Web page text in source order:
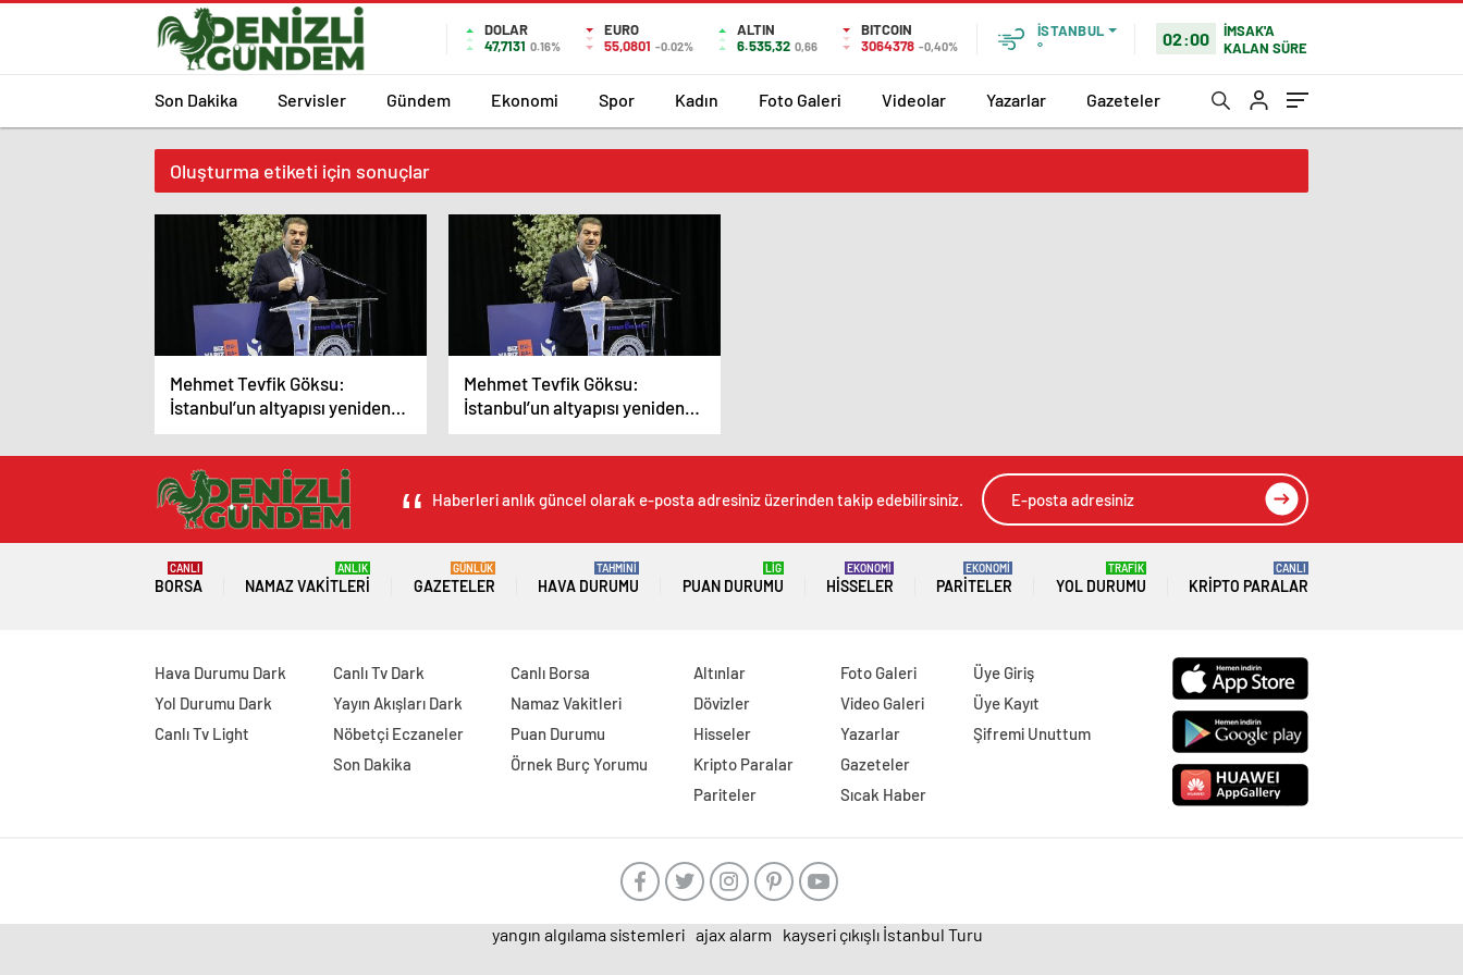
DOLAR
47,7131 0.16%
EURO
55,0801 -0.02%
ALTIN
6.535,32 0,66
BITCOIN
3064378 -0,40%
İSTANBUL
°
02:00
İMSAK'A
KALAN SÜRE
Son Dakika Servisler Gündem Ekonomi Spor Kadın Foto Galeri Videolar Yazarlar Gazeteler
Oluşturma etiketi için sonuçlar
Mehmet Tevfik Göksu:
İstanbul’un altyapısı yeniden
gözden geçirilmeli ‘İstanbul’da
bir ayda yağan yağmur bir
saatte yağıyor’
Mehmet Tevfik Göksu:
İstanbul’un altyapısı yeniden
gözden geçirilmeli ‘Yeni
yüzyılın şehircilik rehberi
Haberleri anlık güncel olarak e-posta adresiniz üzerinden takip edebilirsiniz.
BORSA
CANLI
NAMAZ VAKITLERI
ANLIK
GAZETELER
GÜNLÜK
HAVA DURUMU
TAHMİNİ
PUAN DURUMU
LİG
HISSELER
EKONOMİ
PARITELER
EKONOMİ
YOL DURUMU
TRAFİK
KRIPTO PARALAR
CANLI
Hava Durumu Dark
Yol Durumu Dark
Canlı Tv Light
Canlı Tv Dark
Yayın Akışları Dark
Nöbetçi Eczaneler
Son Dakika
Canlı Borsa
Namaz Vakitleri
Puan Durumu
Örnek Burç Yorumu
Altınlar
Dövizler
Hisseler
Kripto Paralar
Pariteler
Foto Galeri
Video Galeri
Yazarlar
Gazeteler
Sıcak Haber
Üye Giriş
Üye Kayıt
Şifremi Unuttum
yangın algılama sistemleri ajax alarm kayseri çıkışlı İstanbul Turu